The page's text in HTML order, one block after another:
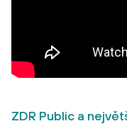
ZDR Public a